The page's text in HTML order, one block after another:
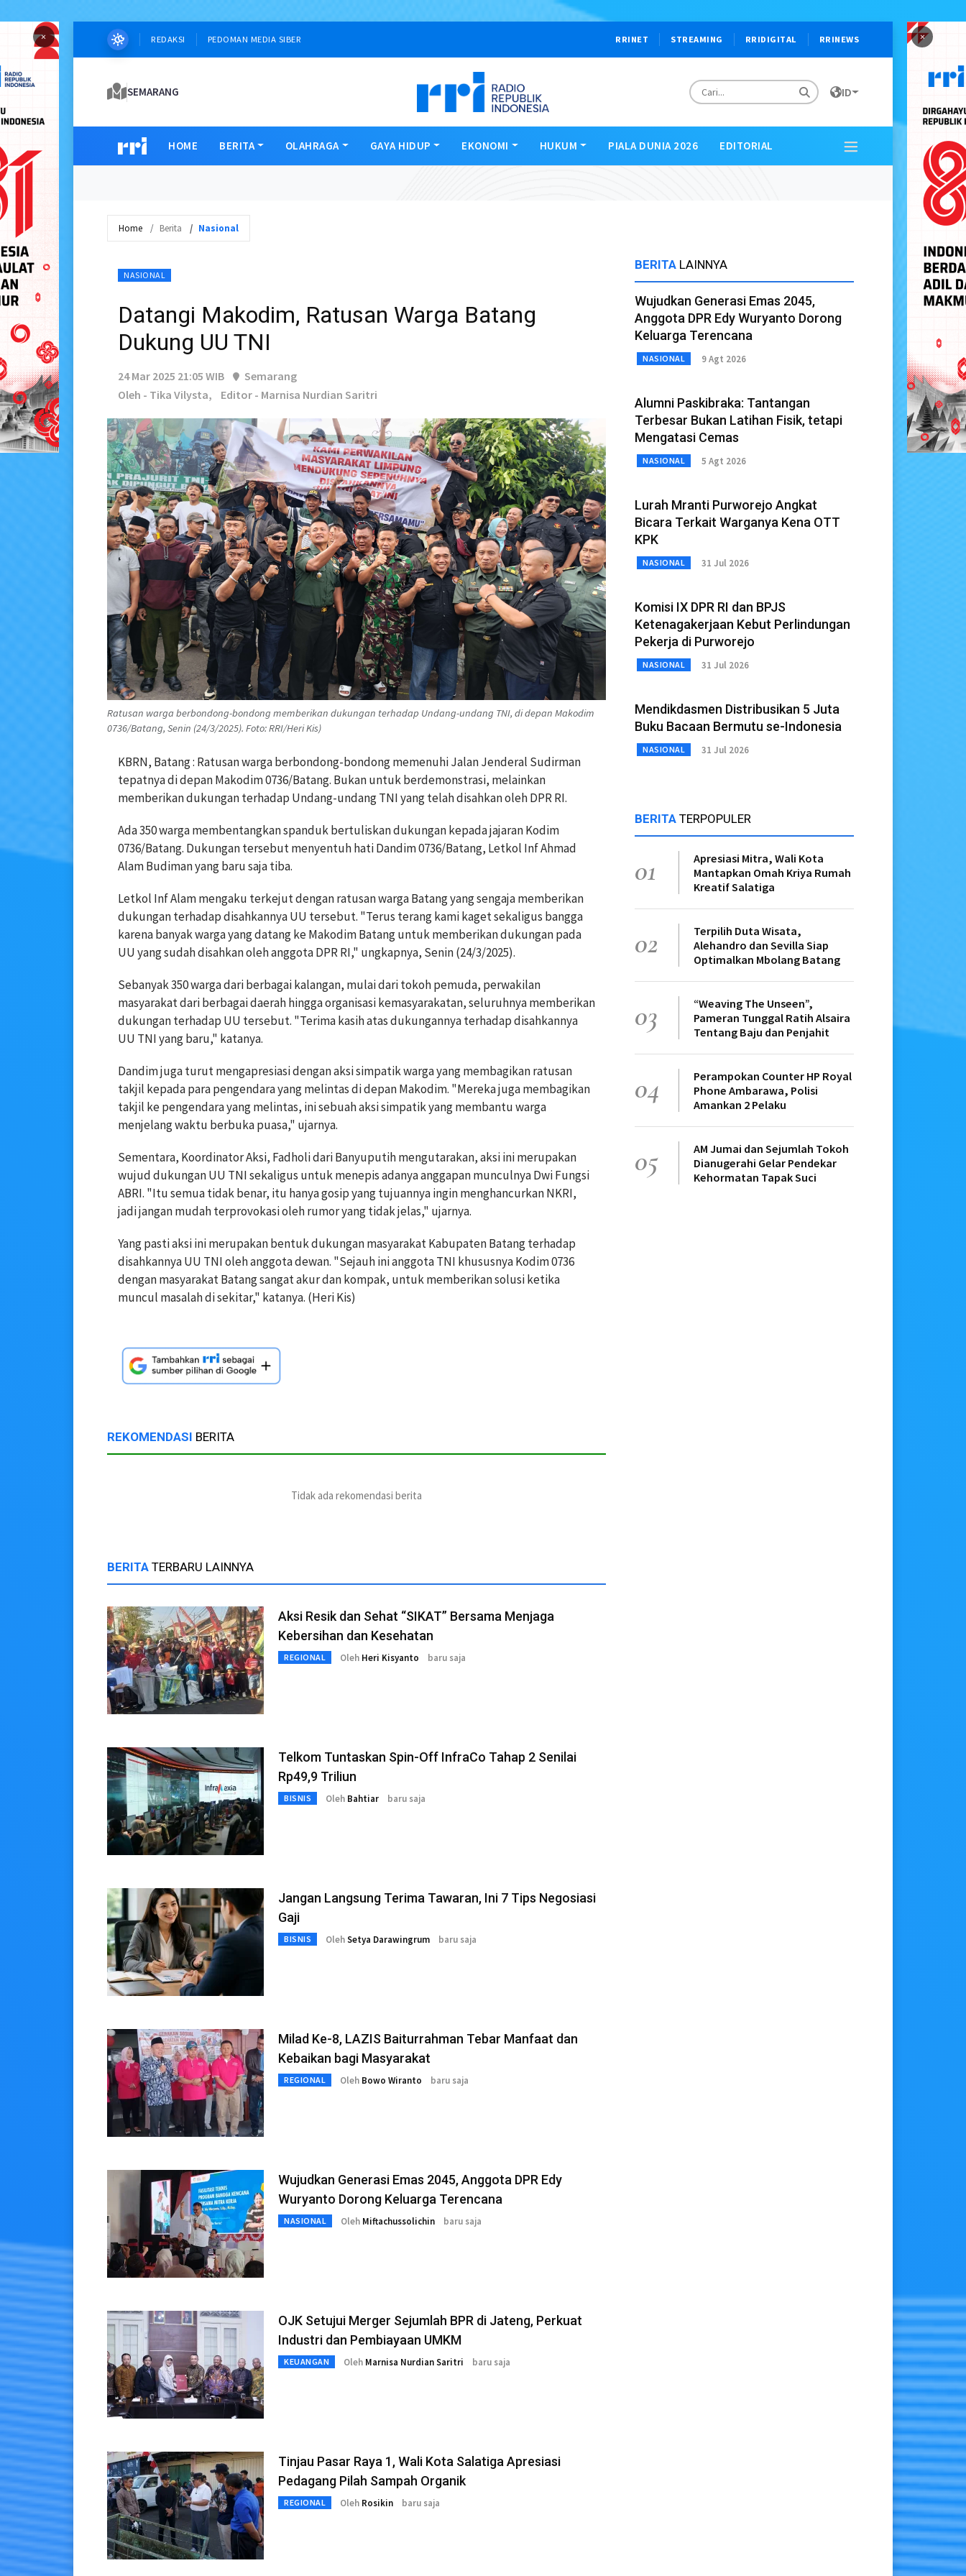
× ×
REDAKSI PEDOMAN MEDIA SIBER RRINET STREAMING RRIDIGITAL RRINEWS
SEMARANG ID
HOME BERITA OLAHRAGA GAYA HIDUP EKONOMI HUKUM PIALA DUNIA 2026 EDITORIAL
Home Berita Nasional
NASIONAL
Datangi Makodim, Ratusan Warga Batang
Dukung UU TNI
24 Mar 2025 21:05 WIB
Semarang
Oleh - Tika Vilysta,
Editor - Marnisa Nurdian Saritri
Ratusan warga berbondong-bondong memberikan dukungan terhadap Undang-undang TNI, di depan Makodim
0736/Batang, Senin (24/3/2025). Foto: RRI/Heri Kis)
KBRN, Batang : Ratusan warga berbondong-bondong memenuhi Jalan Jenderal Sudirman
tepatnya di depan Makodim 0736/Batang. Bukan untuk berdemonstrasi, melainkan
memberikan dukungan terhadap Undang-undang TNI yang telah disahkan oleh DPR RI.
Ada 350 warga membentangkan spanduk bertuliskan dukungan kepada jajaran Kodim
0736/Batang. Dukungan tersebut menyentuh hati Dandim 0736/Batang, Letkol Inf Ahmad
Alam Budiman yang baru saja tiba.
Letkol Inf Alam mengaku terkejut dengan ratusan warga Batang yang sengaja memberikan
dukungan terhadap disahkannya UU tersebut. "Terus terang kami kaget sekaligus bangga
karena banyak warga yang datang ke Makodim Batang untuk memberikan dukungan pada
UU yang sudah disahkan oleh anggota DPR RI," ungkapnya, Senin (24/3/2025).
Sebanyak 350 warga dari berbagai kalangan, mulai dari tokoh pemuda, perwakilan
masyarakat dari berbagai daerah hingga organisasi kemasyarakatan, seluruhnya memberikan
dukungan terhadap UU tersebut. "Terima kasih atas dukungannya terhadap disahkannya
UU TNI yang baru," katanya.
Dandim juga turut mengapresiasi dengan aksi simpatik warga yang membagikan ratusan
takjil kepada para pengendara yang melintas di depan Makodim. "Mereka juga membagikan
takjil ke pengendara yang melintas, ini sebuah aksi simpatik yang membantu warga
menjelang waktu berbuka puasa," ujarnya.
Sementara, Koordinator Aksi, Fadholi dari Banyuputih mengutarakan, aksi ini merupakan
wujud dukungan UU TNI sekaligus untuk menepis adanya anggapan munculnya Dwi Fungsi
ABRI. "Itu semua tidak benar, itu hanya gosip yang tujuannya ingin menghancurkan NKRI,
jadi jangan mudah terprovokasi oleh rumor yang tidak jelas," ujarnya.
Yang pasti aksi ini merupakan bentuk dukungan masyarakat Kabupaten Batang terhadap
disahkannya UU TNI oleh anggota dewan. "Sejauh ini anggota TNI khususnya Kodim 0736
dengan masyarakat Batang sangat akur dan kompak, untuk memberikan solusi ketika
muncul masalah di sekitar," katanya. (Heri Kis)
REKOMENDASI BERITA
Tidak ada rekomendasi berita
BERITA TERBARU LAINNYA
Aksi Resik dan Sehat “SIKAT” Bersama Menjaga
Kebersihan dan Kesehatan
REGIONAL Oleh Heri Kisyanto baru saja
Telkom Tuntaskan Spin-Off InfraCo Tahap 2 Senilai
Rp49,9 Triliun
BISNIS Oleh Bahtiar baru saja
Jangan Langsung Terima Tawaran, Ini 7 Tips Negosiasi
Gaji
BISNIS OlehSetya Darawingrum baru saja
Milad Ke-8, LAZIS Baiturrahman Tebar Manfaat dan
Kebaikan bagi Masyarakat
REGIONAL Oleh Bowo Wiranto baru saja
Wujudkan Generasi Emas 2045, Anggota DPR Edy
Wuryanto Dorong Keluarga Terencana
NASIONAL Oleh Miftachussolichin baru saja
OJK Setujui Merger Sejumlah BPR di Jateng, Perkuat
Industri dan Pembiayaan UMKM
KEUANGAN Oleh Marnisa Nurdian Saritri baru saja
Tinjau Pasar Raya 1, Wali Kota Salatiga Apresiasi
Pedagang Pilah Sampah Organik
REGIONAL Oleh Rosikin baru saja
BERITA LAINNYA
Wujudkan Generasi Emas 2045,
Anggota DPR Edy Wuryanto Dorong
Keluarga Terencana
NASIONAL 9 Agt 2026
Alumni Paskibraka: Tantangan
Terbesar Bukan Latihan Fisik, tetapi
Mengatasi Cemas
NASIONAL 5 Agt 2026
Lurah Mranti Purworejo Angkat
Bicara Terkait Warganya Kena OTT
KPK
NASIONAL 31 Jul 2026
Komisi IX DPR RI dan BPJS
Ketenagakerjaan Kebut Perlindungan
Pekerja di Purworejo
NASIONAL 31 Jul 2026
Mendikdasmen Distribusikan 5 Juta
Buku Bacaan Bermutu se-Indonesia
NASIONAL 31 Jul 2026
BERITA TERPOPULER
01
Apresiasi Mitra, Wali Kota
Mantapkan Omah Kriya Rumah
Kreatif Salatiga
02
Terpilih Duta Wisata,
Alehandro dan Sevilla Siap
Optimalkan Mbolang Batang
03
“Weaving The Unseen”,
Pameran Tunggal Ratih Alsaira
Tentang Baju dan Penjahit
04
Perampokan Counter HP Royal
Phone Ambarawa, Polisi
Amankan 2 Pelaku
05
AM Jumai dan Sejumlah Tokoh
Dianugerahi Gelar Pendekar
Kehormatan Tapak Suci